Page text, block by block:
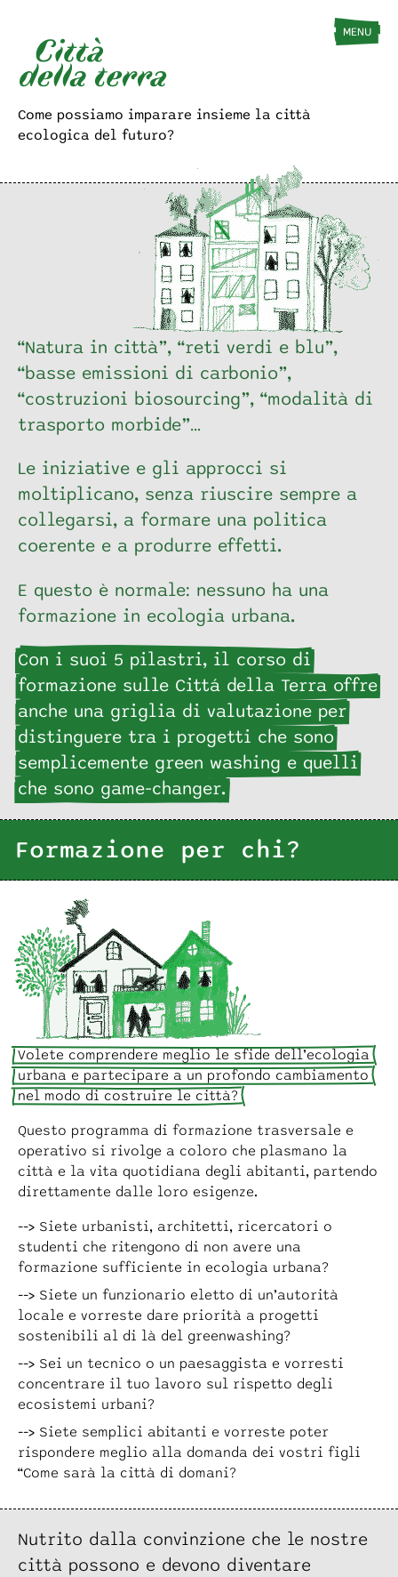
Come possiamo imparare insieme la città
ecologica del futuro?
MENU
“Natura in città”, “reti verdi e blu”,
“basse emissioni di carbonio”,
“costruzioni biosourcing”, “modalità di
trasporto morbide”…
Le iniziative e gli approcci si
moltiplicano, senza riuscire sempre a
collegarsi, a formare una politica
coerente e a produrre effetti.
E questo è normale: nessuno ha una
formazione in ecologia urbana.
Con i suoi 5 pilastri, il corso di
formazione sulle Cittá della Terra offre
anche una griglia di valutazione per
distinguere tra i progetti che sono
semplicemente green washing e quelli
che sono game-changer.
Formazione per chi?
Volete comprendere meglio le sfide dell’ecologia
urbana e partecipare a un profondo cambiamento
nel modo di costruire le città?
Questo programma di formazione trasversale e
operativo si rivolge a coloro che plasmano la
città e la vita quotidiana degli abitanti, partendo
direttamente dalle loro esigenze.
Siete urbanisti, architetti, ricercatori o
studenti che ritengono di non avere una
formazione sufficiente in ecologia urbana?
Siete un funzionario eletto di un’autorità
locale e vorreste dare priorità a progetti
sostenibili al di là del greenwashing?
Sei un tecnico o un paesaggista e vorresti
concentrare il tuo lavoro sul rispetto degli
ecosistemi urbani?
Siete semplici abitanti e vorreste poter
rispondere meglio alla domanda dei vostri figli
“Come sarà la città di domani?
Nutrito dalla convinzione che le nostre
città possono e devono diventare